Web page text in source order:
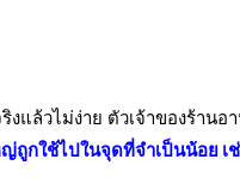
แล้วไม่ง่าย ตัวเจ้าของร้าน
ถูกใช้ไปในจุดที่จำเป็นน้อย